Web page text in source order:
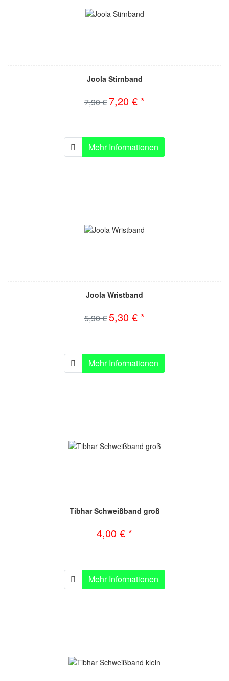
Joola Stirnband
7,90 € 7,20 € *
Mehr Informationen
Joola Wristband
5,90 €5,30 € *
Mehr Informationen
Tibhar Schweißband groß
4,00 € *
Mehr Informationen